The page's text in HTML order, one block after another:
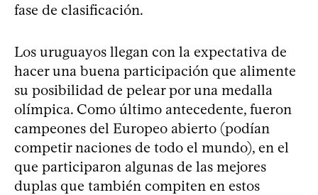
fase de clasificación.
Los uruguayos llegan con la expectativa de
hacer una buena participación que alimente
su posibilidad de pelear por una medalla
olímpica. Como último antecedente, fueron
campeones del Europeo abierto (podían
competir naciones de todo el mundo), en el
que participaron algunas de las mejores
duplas que también compiten en estos